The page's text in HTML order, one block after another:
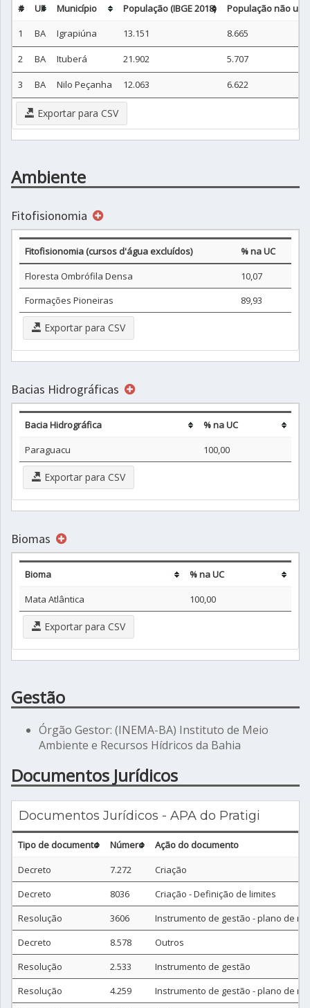
# UF Município População (IBGE 2018)
População não
1
BA Igrapiúna 13.151 8.665
2 BA Ituberá 21.902 5.707
3 BA Nilo Peçanha 12.063 6.622
Exportar para CSV
Ambiente
Fitofisionomia
Fitofisionomia (cursos d'água excluídos)
% na UC
Floresta Ombrófila Densa
10,07
Formações Pioneiras
89,93
Exportar para CSV
Bacias Hidrográficas
Bacia Hidrográfica
% na UC
Paraguacu
100,00
Exportar para CSV
Biomas
Bioma
% na UC
Mata Atlântica
100,00
Exportar para CSV
Gestão
Órgão Gestor: (INEMA-BA) Instituto de Meio
Ambiente e Recursos Hídricos da Bahia
Documentos Jurídicos
Documentos Jurídicos - APA do Pratigi
Tipo de documento Número
Ação do documento
Decreto
7.272
Criação
Decreto
8036
Criação - Definição de limites
Resolução
3606
Instrumento de gestão - plano de
Decreto
8.578
Outros
Resolução
2.533
Instrumento de gestão
Resolução
4.259
Instrumento de gestão - plano de